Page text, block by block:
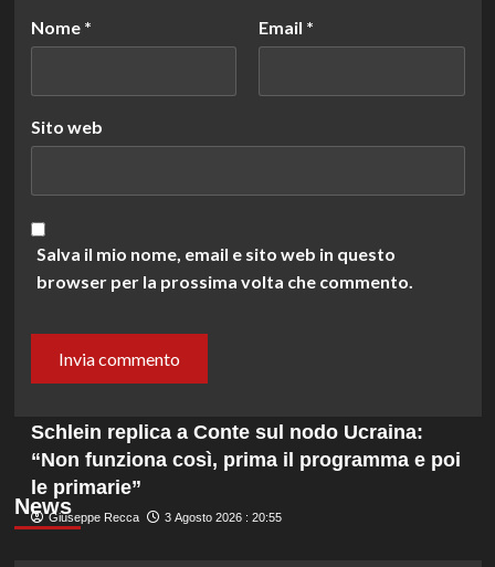
Nome * Email *
Sito web
Salva il mio nome, email e sito web in questo
browser per la prossima volta che commento.
News
Schlein replica a Conte sul nodo Ucraina:
“Non funziona così, prima il programma e poi
le primarie”
Giuseppe Recca 3 Agosto 2026 : 20:55